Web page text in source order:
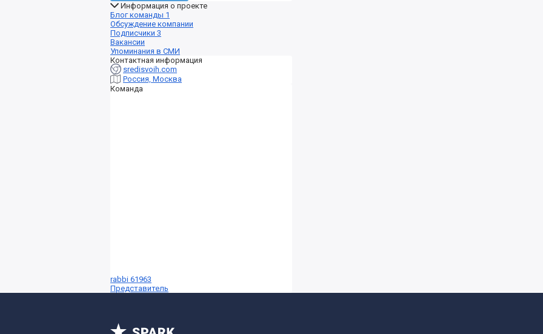
Информация о проекте
Блог команды 1
Обсуждение компании
Подписчики 3
Вакансии
Упоминания в СМИ
Контактная информация
sredisvoih.com
Россия, Москва
Команда
rabbi 61963
Представитель